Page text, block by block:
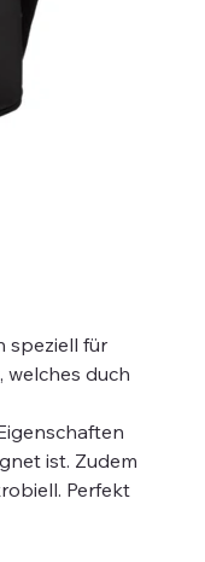
speziell für
welches duch
ist. Zudem
Perfekt